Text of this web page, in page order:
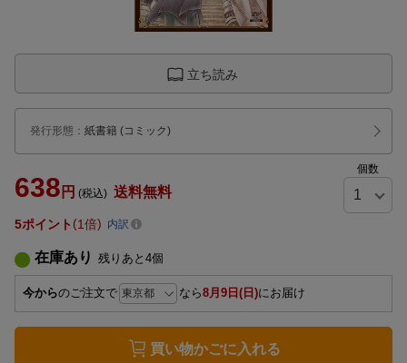
立ち読み
発行形態 ： 紙書籍 (コミック)
638 円 (税込) 送料無料
個数
5ポイント 1倍 内訳
在庫あり 残りあと 4個
今からのご注文で なら8月9日(日)にお届け
買い物かごに入れる